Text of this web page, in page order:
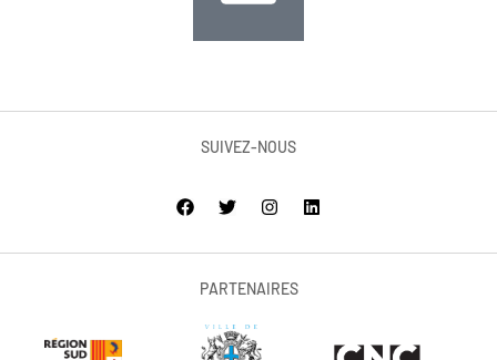
SUIVEZ-NOUS
PARTENAIRES